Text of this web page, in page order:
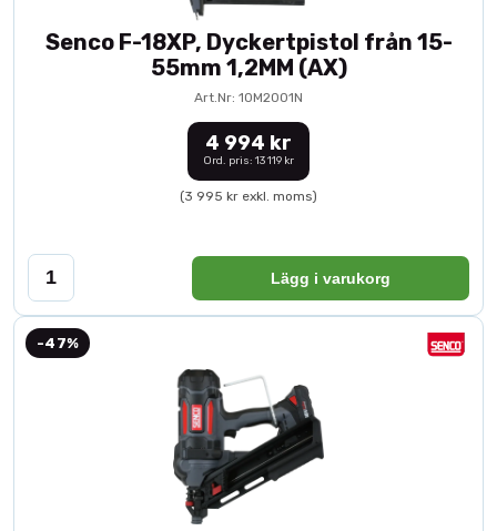
Senco F-18XP, Dyckertpistol från 15-
55mm 1,2MM (AX)
Art.Nr: 10M2001N
4 994 kr
Ord. pris: 13 119 kr
(3 995 kr exkl. moms)
Lägg i varukorg
-47%